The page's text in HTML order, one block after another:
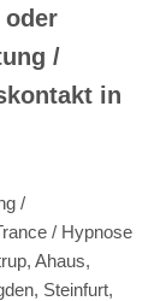
oder
/
in
/
/ Hypnose
Ahaus,
Steinfurt,